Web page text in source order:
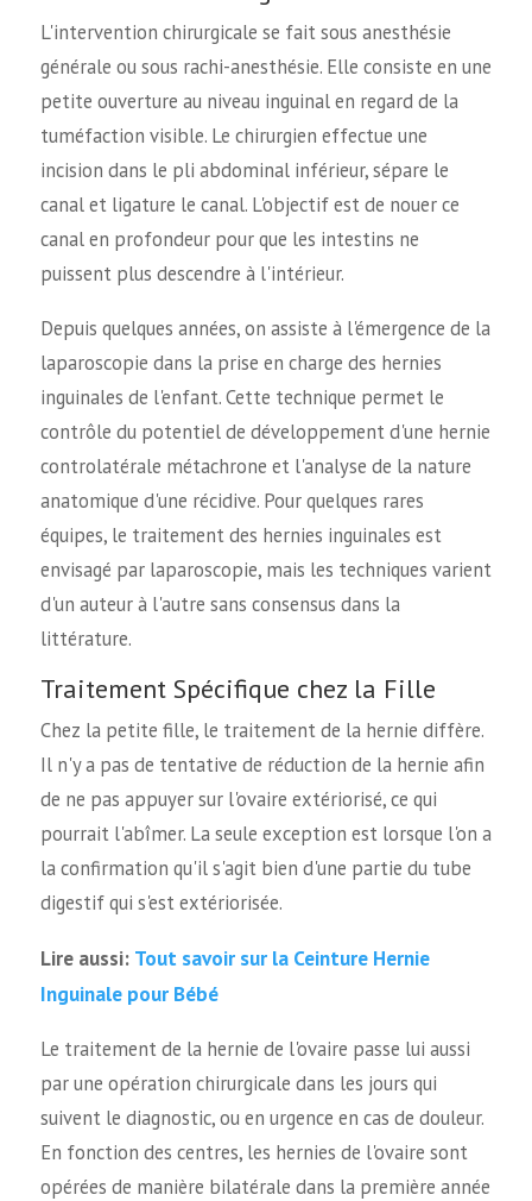
L'intervention chirurgicale se fait sous anesthésie
générale ou sous rachi-anesthésie. Elle consiste en une
petite ouverture au niveau inguinal en regard de la
tuméfaction visible. Le chirurgien effectue une
incision dans le pli abdominal inférieur, sépare le
canal et ligature le canal. L'objectif est de nouer ce
canal en profondeur pour que les intestins ne
puissent plus descendre à l'intérieur.
Depuis quelques années, on assiste à l'émergence de la
laparoscopie dans la prise en charge des hernies
inguinales de l'enfant. Cette technique permet le
contrôle du potentiel de développement d'une hernie
controlatérale métachrone et l'analyse de la nature
anatomique d'une récidive. Pour quelques rares
équipes, le traitement des hernies inguinales est
envisagé par laparoscopie, mais les techniques varient
d'un auteur à l'autre sans consensus dans la
littérature.
Traitement Spécifique chez la Fille
Chez la petite fille, le traitement de la hernie diffère.
Il n'y a pas de tentative de réduction de la hernie afin
de ne pas appuyer sur l'ovaire extériorisé, ce qui
pourrait l'abîmer. La seule exception est lorsque l'on a
la confirmation qu'il s'agit bien d'une partie du tube
digestif qui s'est extériorisée.
Lire aussi: Tout savoir sur la Ceinture Hernie
Inguinale pour Bébé
Le traitement de la hernie de l'ovaire passe lui aussi
par une opération chirurgicale dans les jours qui
suivent le diagnostic, ou en urgence en cas de douleur.
En fonction des centres, les hernies de l'ovaire sont
opérées de manière bilatérale dans la première année